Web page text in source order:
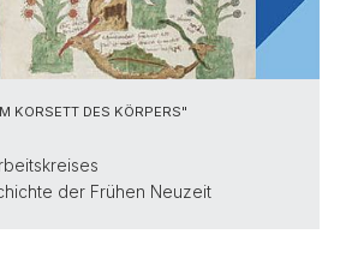
KORSETT DES KÖRPERS"
der Frühen Neuzeit